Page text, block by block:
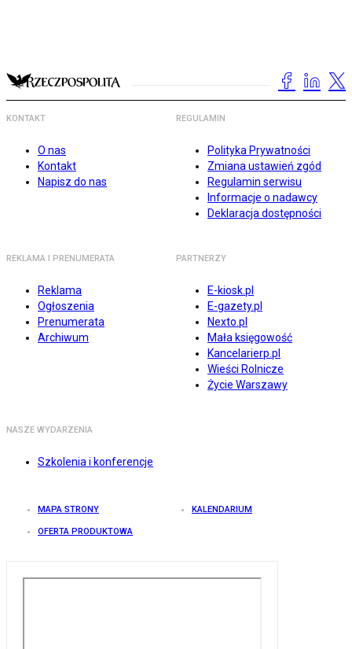
KONTAKT
O nas
Kontakt
Napisz do nas
REGULAMIN
Polityka Prywatności
Zmiana ustawień zgód
Regulamin serwisu
Informacje o nadawcy
Deklaracja dostępności
REKLAMA I PRENUMERATA
Reklama
Ogłoszenia
Prenumerata
Archiwum
PARTNERZY
E-kiosk.pl
E-gazety.pl
Nexto.pl
Mała księgowość
Kancelarierp.pl
Wieści Rolnicze
Życie Warszawy
NASZE WYDARZENIA
Szkolenia i konferencje
MAPA STRONY KALENDARIUM
OFERTA PRODUKTOWA